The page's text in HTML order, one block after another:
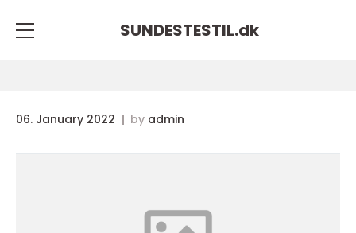
SUNDESTESTIL.dk
06. January 2022 by admin